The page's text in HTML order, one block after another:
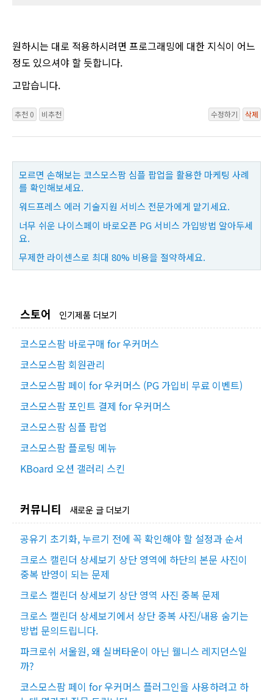
원하시는 대로 적용하시려면 프로그래밍에 대한 지식이 어느
정도 있으셔야 할 듯합니다.
고맙습니다.
추천 0 비추천 수정하기 삭제
모르면 손해보는 코스모스팜 심플 팝업을 활용한 마케팅 사례
를 확인해보세요.
워드프레스 에러 기술지원 서비스 전문가에게 맡기세요.
너무 쉬운 나이스페이 바로오픈 PG 서비스 가입방법 알아두세
요.
무제한 라이센스로 최대 80% 비용을 절약하세요.
스토어 인기제품 더보기
코스모스팜 바로구매 for 우커머스
코스모스팜 회원관리
코스모스팜 페이 for 우커머스 (PG 가입비 무료 이벤트)
코스모스팜 포인트 결제 for 우커머스
코스모스팜 심플 팝업
코스모스팜 플로팅 메뉴
KBoard 오션 갤러리 스킨
커뮤니티 새로운 글 더보기
공유기 초기화, 누르기 전에 꼭 확인해야 할 설정과 순서
크로스 캘린더 상세보기 상단 영역에 하단의 본문 사진이
중복 반영이 되는 문제
크로스 캘린더 상세보기 상단 영역 사진 중복 문제
크로스 캘린더 상세보기에서 상단 중복 사진/내용 숨기는
방법 문의드립니다.
파크로쉬 서울원, 왜 실버타운이 아닌 웰니스 레지던스일
까?
코스모스팜 페이 for 우커머스 플러그인을 사용하려고 하